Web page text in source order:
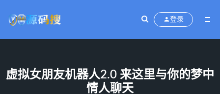
登录
虚拟女朋友机器人2.0 来这里与你的梦中
情人聊天